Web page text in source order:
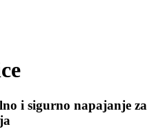
i sigurno napajanje za